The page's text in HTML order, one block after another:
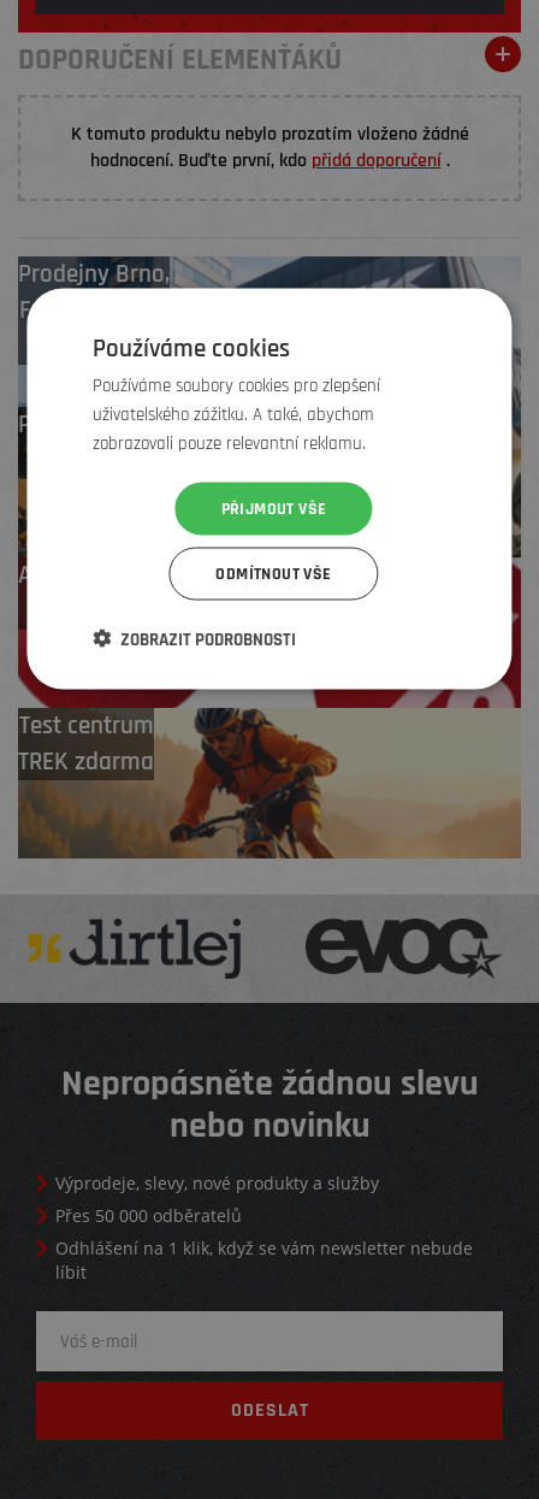
DOPORUČENÍ ELEMENŤÁKŮ
K tomuto produktu nebylo prozatím vloženo žádné
hodnocení. Buďte první, kdo přidá doporučení.
ProdejnyBrno,
Frýdek-Místek
Zlín
Profesionální záruční
i pozáruční servis
Až 4 % cashback
Test centrum
TREK zdarma
Nepropásněte žádnou slevu
nebo novinku
Výprodeje, slevy, nové produkty a služby
Přes 50 000 odběratelů
Odhlášení na 1 klik, když se vám newsletter nebude
líbit
Používáme cookies
Používáme soubory cookies pro zlepšení
uživatelského zážitku. A také, abychom
zobrazovali pouze relevantní reklamu.
PŘIJMOUT VŠE
ODMÍTNOUT VŠE
ZOBRAZIT PODROBNOSTI